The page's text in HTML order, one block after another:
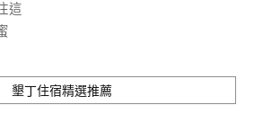
這
墾丁住宿精選推薦